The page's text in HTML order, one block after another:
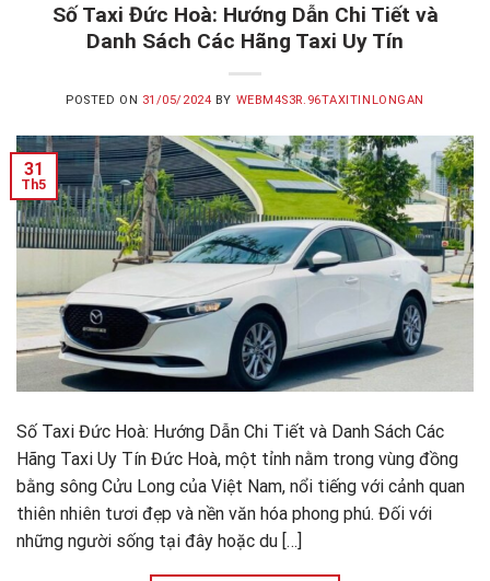
Số Taxi Đức Hoà: Hướng Dẫn Chi Tiết và
Danh Sách Các Hãng Taxi Uy Tín
POSTED ON 31/05/2024 BY WEBM4S3R.96TAXITINLONGAN
31
Th5
Số Taxi Đức Hoà: Hướng Dẫn Chi Tiết và Danh Sách Các
Hãng Taxi Uy Tín Đức Hoà, một tỉnh nằm trong vùng đồng
bằng sông Cửu Long của Việt Nam, nổi tiếng với cảnh quan
thiên nhiên tươi đẹp và nền văn hóa phong phú. Đối với
những người sống tại đây hoặc du […]